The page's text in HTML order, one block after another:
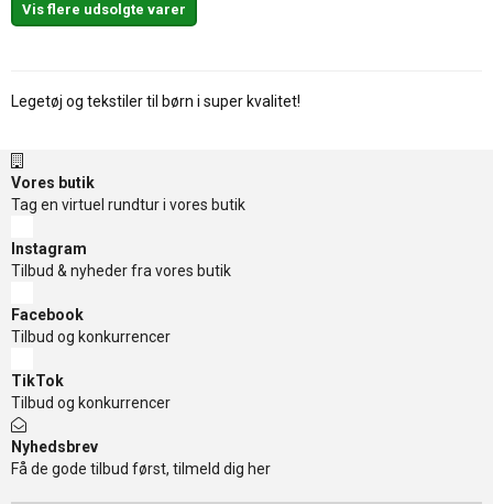
Vis flere udsolgte varer
Legetøj og tekstiler til børn i super kvalitet!
Vores butik
Tag en virtuel rundtur i vores butik
Instagram
Tilbud & nyheder fra vores butik
Facebook
Tilbud og konkurrencer
TikTok
Tilbud og konkurrencer
Nyhedsbrev
Få de gode tilbud først, tilmeld dig her